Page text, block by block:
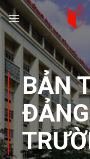
Skip
to
content
BẢN